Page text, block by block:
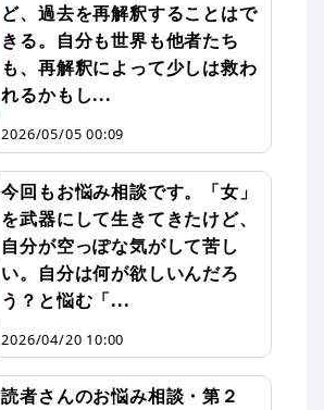
ど、過去を再解釈することはで
きる。自分も世界も他者たち
も、再解釈によって少しは救わ
れるかもし...
2026/05/05 00:09
今回もお悩み相談です。「女」
を武器にして生きてきたけど、
自分が空っぽな気がして苦し
い。自分は何が欲しいんだろ
う？と悩む「...
2026/04/20 10:00
読者さんのお悩み相談・第２